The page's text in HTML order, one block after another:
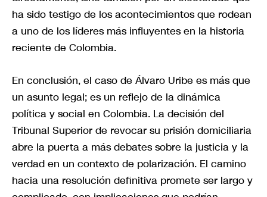
ha sido testigo de los acontecimientos que rodean
a uno de los líderes más influyentes en la historia
reciente de Colombia.
En conclusión, el caso de Álvaro Uribe es más que
un asunto legal; es un reflejo de la dinámica
política y social en Colombia. La decisión del
Tribunal Superior de revocar su prisión domiciliaria
abre la puerta a más debates sobre la justicia y la
verdad en un contexto de polarización. El camino
hacia una resolución definitiva promete ser largo y